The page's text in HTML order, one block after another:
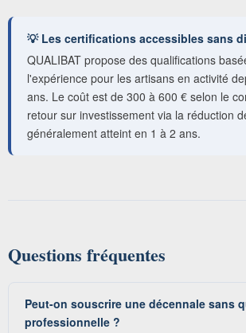
💡 Les certifications accessibles sans
QUALIBAT propose des qualifications
l'expérience pour les artisans en activité
ans. Le coût est de 300 à 600 € selon le
retour sur investissement via la réduction
généralement atteint en 1 à 2 ans.
Questions fréquentes
Peut-on souscrire une décennale sans
professionnelle ?